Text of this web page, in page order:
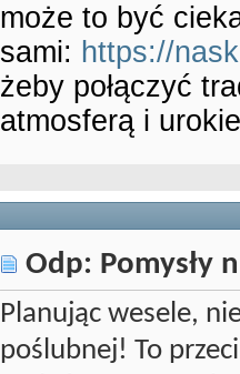
może to być
sami: https://
żeby połączyć
atmosferą i
Odp: Pomysły
Planując wesele,
poślubnej! To